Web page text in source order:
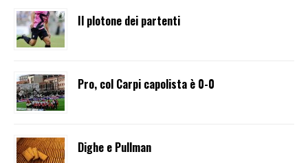
Il plotone dei partenti
Pro, col Carpi capolista è 0-0
Dighe e Pullman